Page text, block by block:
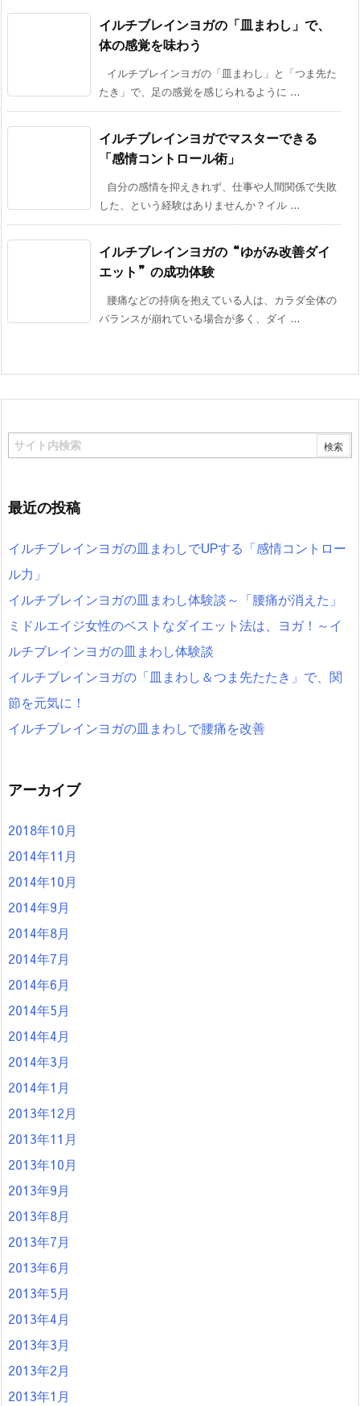
イルチブレインヨガの「皿まわし」で、
体の感覚を味わう
イルチブレインヨガの「皿まわし」と「つま先た
たき」で、足の感覚を感じられるように ...
イルチブレインヨガでマスターできる
「感情コントロール術」
自分の感情を抑えきれず、仕事や人間関係で失敗
した、という経験はありませんか？イル ...
イルチブレインヨガの“ゆがみ改善ダイ
エット”の成功体験
腰痛などの持病を抱えている人は、カラダ全体の
バランスが崩れている場合が多く、ダイ ...
最近の投稿
イルチブレインヨガの皿まわしでUPする「感情コントロー
ル力」
イルチブレインヨガの皿まわし体験談～「腰痛が消えた」
ミドルエイジ女性のベストなダイエット法は、ヨガ！～イ
ルチブレインヨガの皿まわし体験談
イルチブレインヨガの「皿まわし＆つま先たたき」で、関
節を元気に！
イルチブレインヨガの皿まわしで腰痛を改善
アーカイブ
2018年10月
2014年11月
2014年10月
2014年9月
2014年8月
2014年7月
2014年6月
2014年5月
2014年4月
2014年3月
2014年1月
2013年12月
2013年11月
2013年10月
2013年9月
2013年8月
2013年7月
2013年6月
2013年5月
2013年4月
2013年3月
2013年2月
2013年1月